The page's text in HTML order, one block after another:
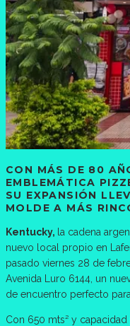
CON MÁS DE 80
EMBLEMÁTICA
SU EXPANSIÓN
MOLDE A MÁS
Kentucky, la cadena
nuevo local propio en
pasado viernes 28 de
Avenida Luro 6144, un
de encuentro perfecto
Con 650 mts² y